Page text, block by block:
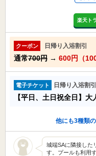
楽天ト
クーポン 日帰り入浴割引
通常700円 → 600円（
電子チケット 日帰り入浴割引
【平日、土日祝全日】大
他にも3種類
城端SAに隣接した
す。プールも利用